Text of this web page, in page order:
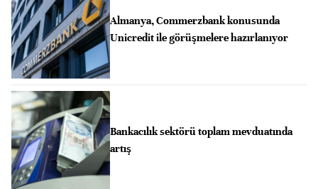
Almanya, Commerzbank konusunda
Unicredit ile görüşmelere hazırlanıyor
Bankacılık sektörü toplam mevduatında
artış